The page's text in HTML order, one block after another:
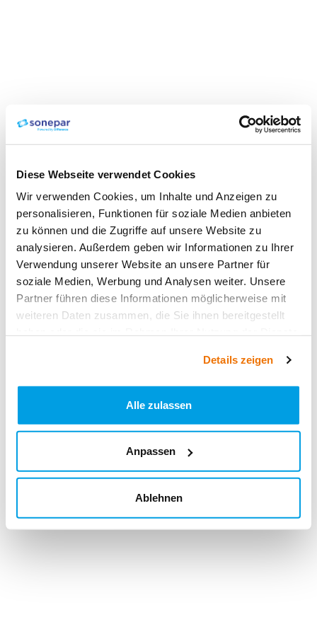
Diese Webseite verwendet Cookies
Wir verwenden Cookies, um Inhalte und Anzeigen zu
personalisieren, Funktionen für soziale Medien anbieten
zu können und die Zugriffe auf unsere Website zu
analysieren. Außerdem geben wir Informationen zu Ihrer
Verwendung unserer Website an unsere Partner für
soziale Medien, Werbung und Analysen weiter. Unsere
Partner führen diese Informationen möglicherweise mit
weiteren Daten zusammen, die Sie ihnen bereitgestellt
Details zeigen
Alle zulassen
Anpassen
Ablehnen